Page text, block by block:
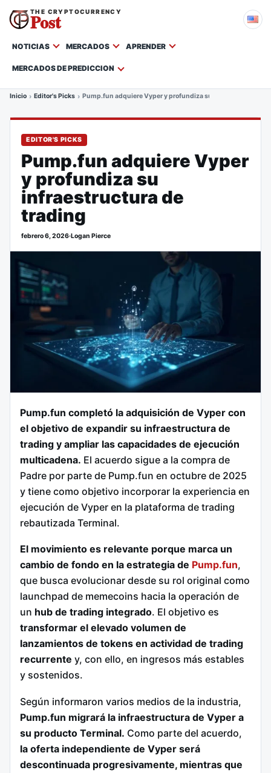
THE CRYPTOCURRENCY
Post
NOTICIAS MERCADOS APRENDER
MERCADOS DE PREDICCION
Inicio Editor's Picks Pump.fun adquiere Vyper y profundiza su infraestructura
EDITOR'S PICKS
Pump.fun adquiere Vyper
y profundiza su
infraestructura de
trading
febrero 6, 2026·Logan Pierce
Pump.fun completó la adquisición de Vyper con
el objetivo de expandir su infraestructura de
trading y ampliar las capacidades de ejecución
multicadena. El acuerdo sigue a la compra de
Padre por parte de Pump.fun en octubre de 2025
y tiene como objetivo incorporar la experiencia en
ejecución de Vyper en la plataforma de trading
rebautizada Terminal.
El movimiento es relevante porque marca un
cambio de fondo en la estrategia de Pump.fun,
que busca evolucionar desde su rol original como
launchpad de memecoins hacia la operación de
un hub de trading integrado. El objetivo es
transformar el elevado volumen de
lanzamientos de tokens en actividad de trading
recurrente y, con ello, en ingresos más estables
y sostenidos.
Según informaron varios medios de la industria,
Pump.fun migrará la infraestructura de Vyper a
su producto Terminal. Como parte del acuerdo,
la oferta independiente de Vyper será
descontinuada progresivamente, mientras que